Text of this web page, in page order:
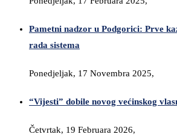
Pametni nadzor u Podgorici: Prve
rada sistema
Ponedjeljak, 17 Novembra 2025,
“Vijesti” dobile novog većinskog
Četvrtak, 19 Februara 2026,